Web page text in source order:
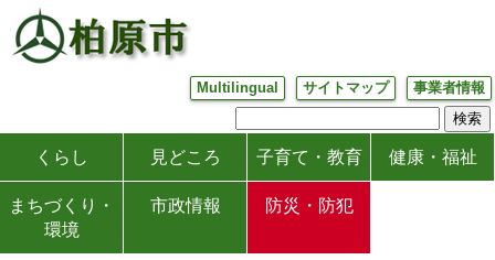
Multilingual サイトマップ 事業者情報
くらし 見どころ 子育て・教育 健康・福祉
まちづくり・
環境
市政情報 防災・防犯